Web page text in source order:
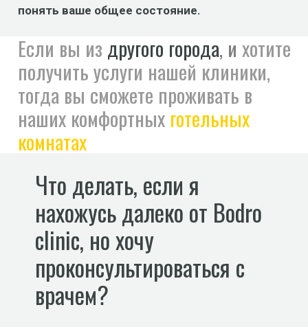
понять ваше общее состояние.
Если вы из другого города, и хотите
получить услуги нашей клиники,
тогда вы сможете проживать в
наших комфортных готельных
комнатах
Что делать, если я
нахожусь далеко от Bodro
clinic, но хочу
проконсультироваться с
врачем?